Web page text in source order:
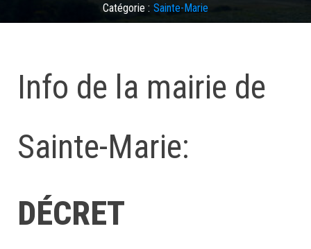
Catégorie : Sainte-Marie
Laisser un commentaire
Info de la mairie de
Sainte-Marie:
DÉCRET